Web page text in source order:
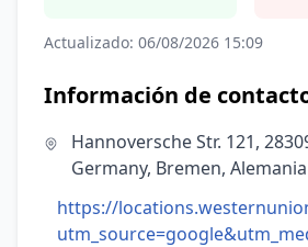
Actualizado: 06/08/2026 15:09
Información de
Hannoversche Str. 121,
Germany, Bremen, Alemania
https://